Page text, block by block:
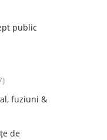
public
fuziuni &
de